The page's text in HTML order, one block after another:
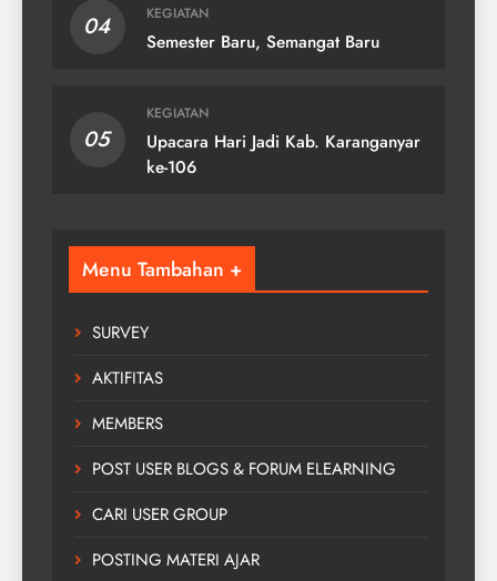
04 KEGIATAN
Semester Baru, Semangat Baru
05
KEGIATAN
Upacara Hari Jadi Kab. Karanganyar
ke-106
Menu Tambahan +
SURVEY
AKTIFITAS
MEMBERS
POST USER BLOGS & FORUM ELEARNING
CARI USER GROUP
POSTING MATERI AJAR